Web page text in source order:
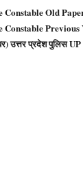
Constable Old
Constable
उत्तर प्रदेश पुलिस